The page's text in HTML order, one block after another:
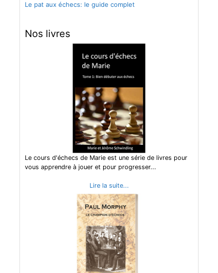
Le pat aux échecs: le guide complet
Nos livres
Le cours d'échecs de Marie est une série de livres pour
vous apprendre à jouer et pour progresser...
Lire la suite...